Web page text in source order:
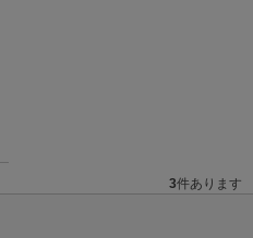
3件あります